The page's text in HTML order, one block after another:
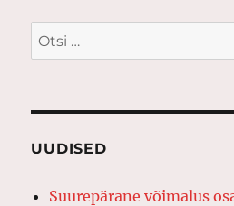
Otsi:
UUDISED
Suurepärane võimalus